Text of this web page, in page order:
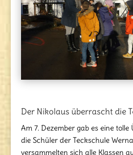
Der Nikolaus überrascht die
Am 7. Dezember gab es eine
die Schüler der Teckschule
versammelten sich alle Klassen